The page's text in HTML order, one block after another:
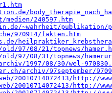
240597.htm
~wahrheit/publikation/
970914/fakten.htm
97/08/21/topnews/
97/08/31/topnews/
1997/08/30/wel-
archiv/97september/
20010714072413/http://
20010714072413/http://